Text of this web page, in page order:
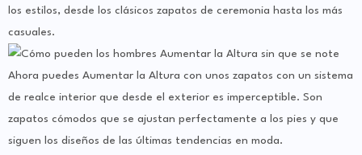
los estilos, desde los clásicos zapatos de ceremonia hasta los más
casuales.
Ahora puedes Aumentar la Altura con unos zapatos con un sistema
de realce interior que desde el exterior es imperceptible. Son
zapatos cómodos que se ajustan perfectamente a los pies y que
siguen los diseños de las últimas tendencias en moda.